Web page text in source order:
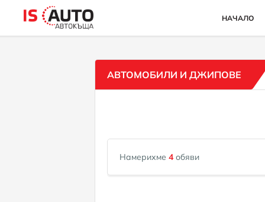
НАЧАЛО
АВТОМОБИЛИ И ДЖИПОВЕ
Намерихме 4обяви